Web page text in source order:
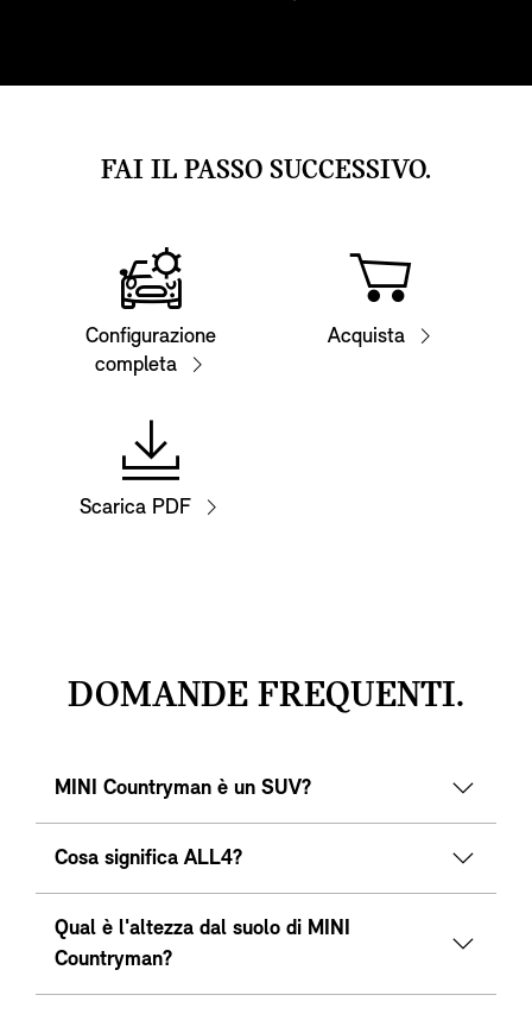
FAI IL PASSO SUCCESSIVO.
Configurazione
completa
Acquista
Scarica PDF
DOMANDE FREQUENTI.
MINI Countryman è un SUV?
Cosa significa ALL4?
Qual è l'altezza dal suolo di MINI
Countryman?